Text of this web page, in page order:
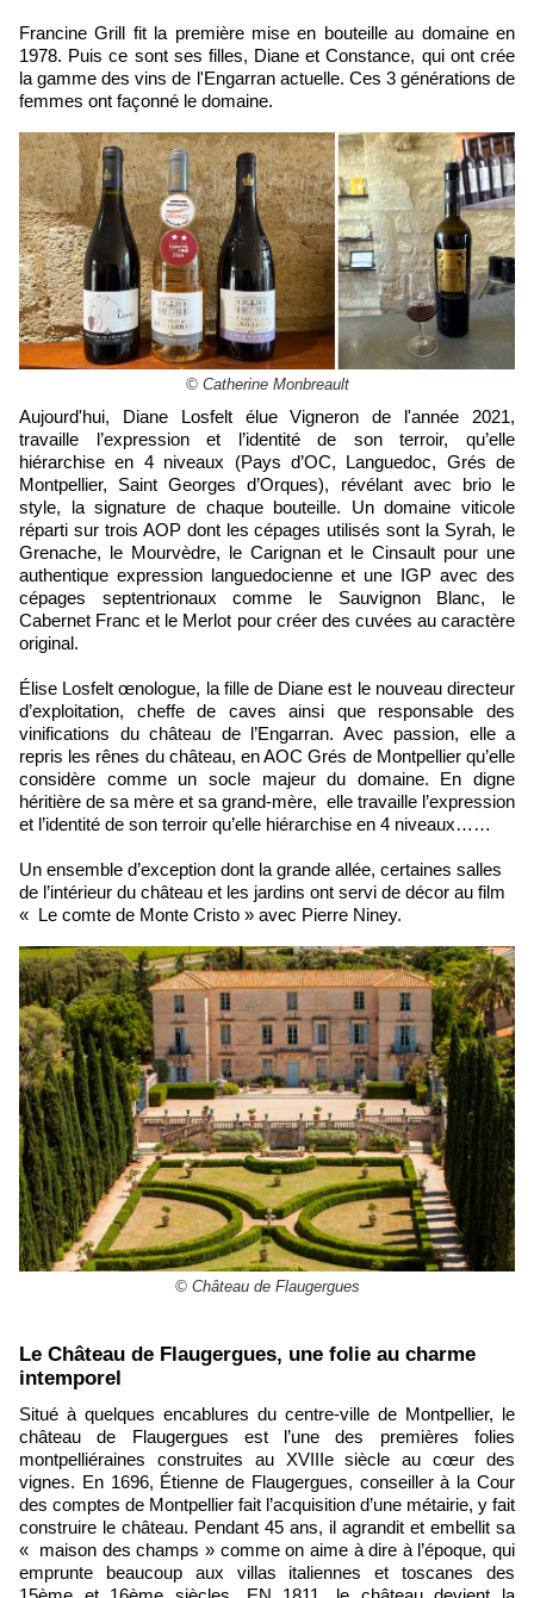
Francine Grill fit la première mise en bouteille au domaine en
1978. Puis ce sont ses filles, Diane et Constance, qui ont crée
la gamme des vins de l'Engarran actuelle. Ces 3 générations de
femmes ont façonné le domaine.
© Catherine Monbreault
Aujourd'hui, Diane Losfelt élue Vigneron de l'année 2021,
travaille l’expression et l’identité de son terroir, qu’elle
hiérarchise en 4 niveaux (Pays d’OC, Languedoc, Grés de
Montpellier, Saint Georges d’Orques), révélant avec brio le
style, la signature de chaque bouteille. Un domaine viticole
réparti sur trois AOP dont les cépages utilisés sont la Syrah, le
Grenache, le Mourvèdre, le Carignan et le Cinsault pour une
authentique expression languedocienne et une IGP avec des
cépages septentrionaux comme le Sauvignon Blanc, le
Cabernet Franc et le Merlot pour créer des cuvées au caractère
original.
Élise Losfelt œnologue, la fille de Diane est le nouveau directeur
d’exploitation, cheffe de caves ainsi que responsable des
vinifications du château de l’Engarran. Avec passion, elle a
repris les rênes du château, en AOC Grés de Montpellier qu’elle
considère comme un socle majeur du domaine. En digne
héritière de sa mère et sa grand-mère, elle travaille l’expression
et l’identité de son terroir qu’elle hiérarchise en 4 niveaux……
Un ensemble d’exception dont la grande allée, certaines salles
de l’intérieur du château et les jardins ont servi de décor au film
« Le comte de Monte Cristo » avec Pierre Niney.
© Château de Flaugergues
​Le Château de Flaugergues, une folie au charme
intemporel
Situé à quelques encablures du centre-ville de Montpellier, le
château de Flaugergues est l’une des premières folies
montpelliéraines construites au XVIIIe siècle au cœur des
vignes. En 1696, Étienne de Flaugergues, conseiller à la Cour
des comptes de Montpellier fait l’acquisition d’une métairie, y fait
construire le château. Pendant 45 ans, il agrandit et embellit sa
« maison des champs » comme on aime à dire à l’époque, qui
emprunte beaucoup aux villas italiennes et toscanes des